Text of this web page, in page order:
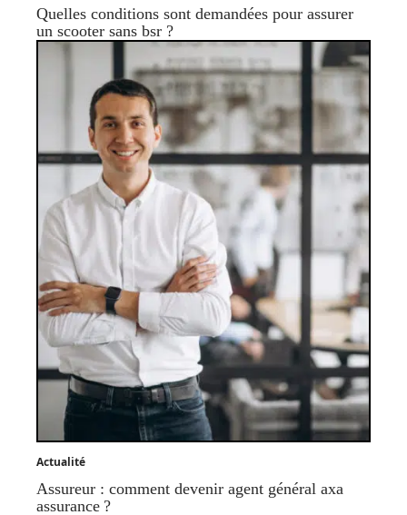
Quelles conditions sont demandées pour assurer
un scooter sans bsr ?
Actualité
Assureur : comment devenir agent général axa
assurance ?